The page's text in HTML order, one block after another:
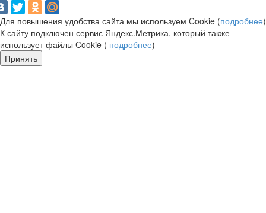
Для повышения удобства сайта мы используем Cookie (подробнее)
К сайту подключен сервис Яндекс.Метрика, который также
использует файлы Cookie ( подробнее)
Принять